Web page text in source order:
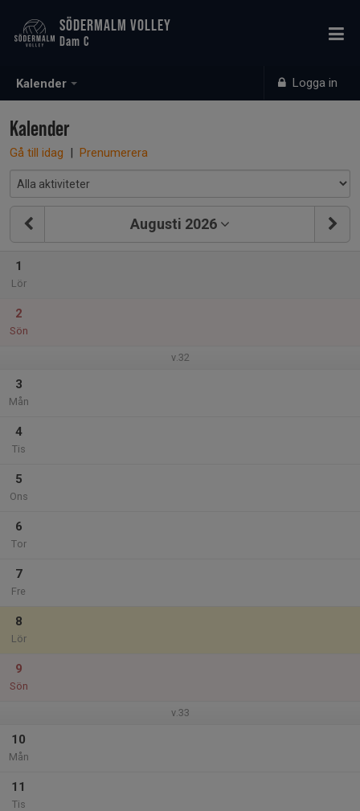
Kalender Logga in
SÖDERMALM VOLLEY
Dam C
Kalender
Gå till idag | Prenumerera
Augusti 2026
1
Lör
2
Sön
v.32
3
Mån
4
Tis
5
Ons
6
Tor
7
Fre
8
Lör
9
Sön
v.33
10
Mån
11
Tis